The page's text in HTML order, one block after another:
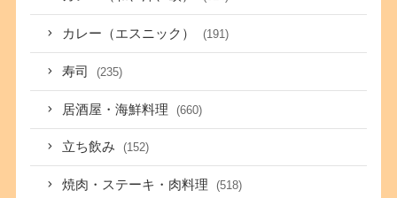
カレー（エスニック） (191)
寿司 (235)
居酒屋・海鮮料理 (660)
立ち飲み (152)
焼肉・ステーキ・肉料理 (518)